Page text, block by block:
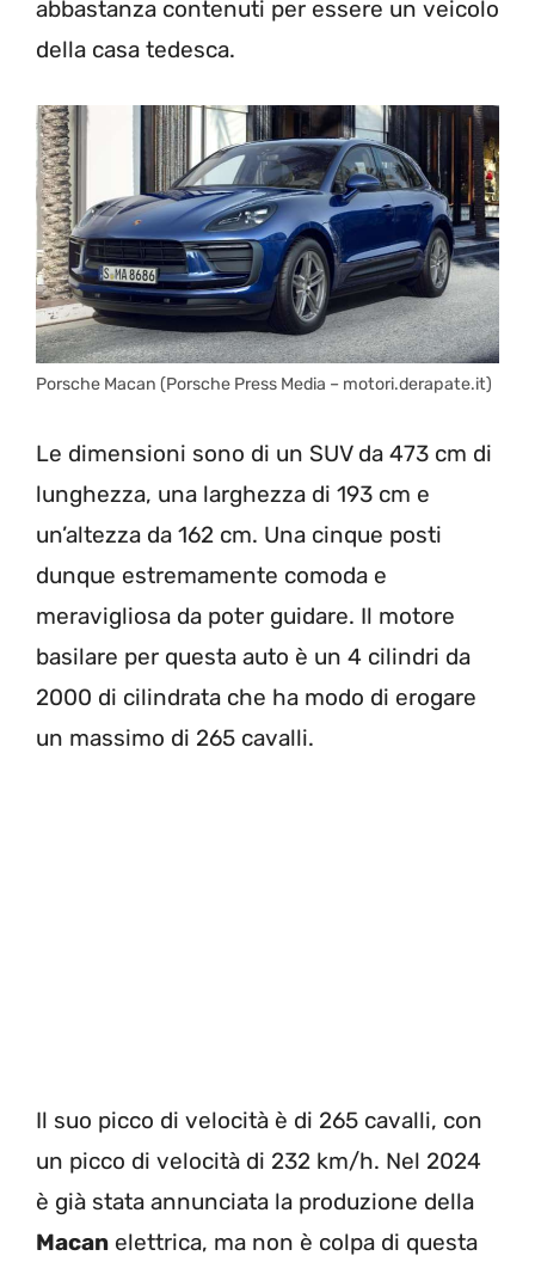
abbastanza contenuti per essere un veicolo
della casa tedesca.
Porsche Macan (Porsche Press Media – motori.derapate.it)
Le dimensioni sono di un SUV da 473 cm di
lunghezza, una larghezza di 193 cm e
un’altezza da 162 cm. Una cinque posti
dunque estremamente comoda e
meravigliosa da poter guidare. Il motore
basilare per questa auto è un 4 cilindri da
2000 di cilindrata che ha modo di erogare
un massimo di 265 cavalli.
Il suo picco di velocità è di 265 cavalli, con
un picco di velocità di 232 km/h. Nel 2024
è già stata annunciata la produzione della
Macan elettrica, ma non è colpa di questa